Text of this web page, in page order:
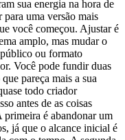
sua energia na hora de
para uma versão mais
você começou. Ajustar é
amplo, mas mudar o
ou formato
Você pode fundir duas
pareça mais a sua
todo criador
antes de as coisas
primeira é abandonar um
já que o alcance inicial é